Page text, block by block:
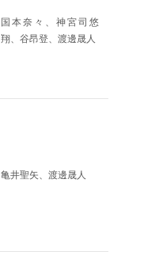
国本奈々、神宮司悠
翔、谷昂登、渡邊晟人
亀井聖矢、渡邊晟人